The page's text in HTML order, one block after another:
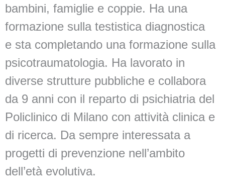
bambini, famiglie e coppie. Ha una
formazione sulla testistica diagnostica
e sta completando una formazione sulla
psicotraumatologia. Ha lavorato in
diverse strutture pubbliche e collabora
da 9 anni con il reparto di psichiatria del
Policlinico di Milano con attività clinica e
di ricerca. Da sempre interessata a
progetti di prevenzione nell’ambito
dell’età evolutiva.